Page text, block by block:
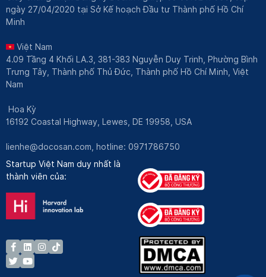
ngày 27/04/2020 tại Sở Kế hoạch Đầu tư Thành phố Hồ Chí
Minh
Việt Nam
4.09 Tầng 4 Khối LA.3, 381-383 Nguyễn Duy Trinh, Phường Bình
Trưng Tây, Thành phố Thủ Đức, Thành phố Hồ Chí Minh, Việt
Nam
Hoa Kỳ
16192 Coastal Highway, Lewes, DE 19958, USA
lienhe@docosan.com , hotline: 0971786750
Startup Việt Nam duy nhất là
thành viên của: